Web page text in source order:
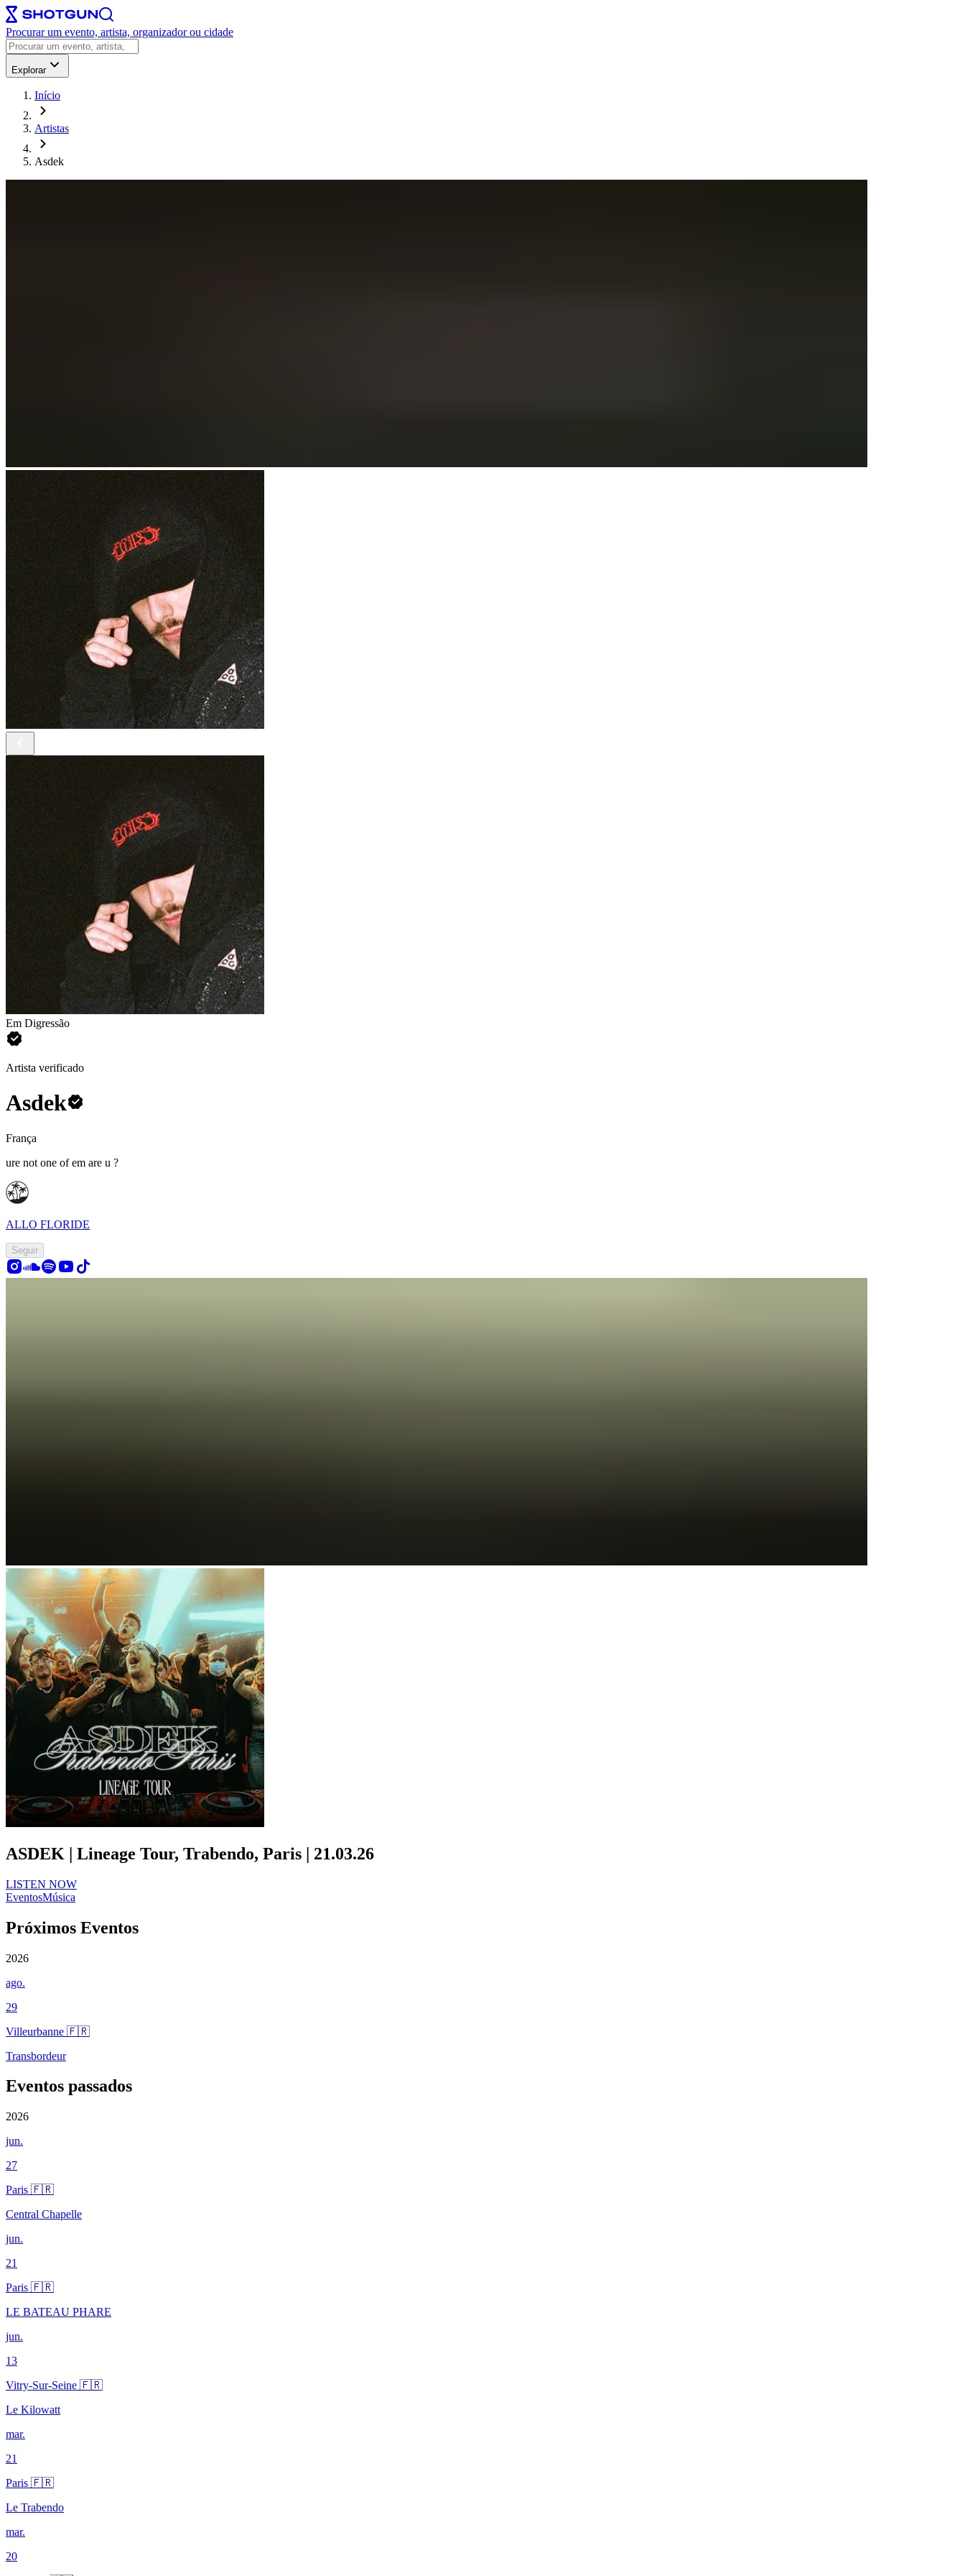
Procurar um evento, artista, organizador ou cidade
Explorar
Início
Artistas
Asdek
Em Digressão
Artista verificado
Asdek
França
ure not one of em are u ?
ALLO FLORIDE
Seguir
ASDEK | Lineage Tour, Trabendo, Paris | 21.03.26
LISTEN NOW
EventosMúsica
Próximos Eventos
2026
ago.
29
Villeurbanne 🇫🇷
Transbordeur
Eventos passados
2026
jun.
27
Paris 🇫🇷
Central Chapelle
jun.
21
Paris 🇫🇷
LE BATEAU PHARE
jun.
13
Vitry-Sur-Seine 🇫🇷
Le Kilowatt
mar.
21
Paris 🇫🇷
Le Trabendo
mar.
20